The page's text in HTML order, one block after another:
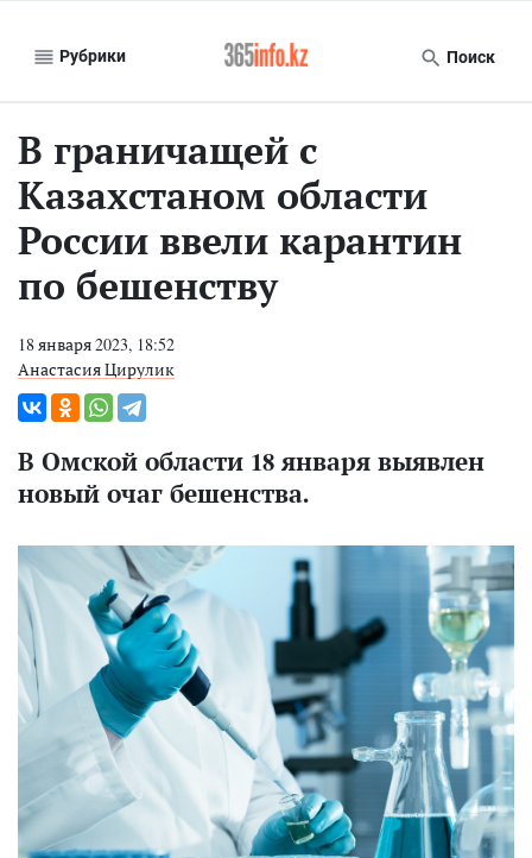
Рубрики Поиск
В граничащей с
Казахстаном области
России ввели карантин
по бешенству
18 января 2023, 18:52
Анастасия Цирулик
В Омской области 18 января выявлен
новый очаг бешенства.